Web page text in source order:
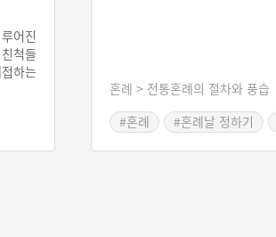
어진
척들
하는
례에
혼
흉보
혼례 > 전통혼례의 절차와 풍습
#혼례
#혼례날 정하기